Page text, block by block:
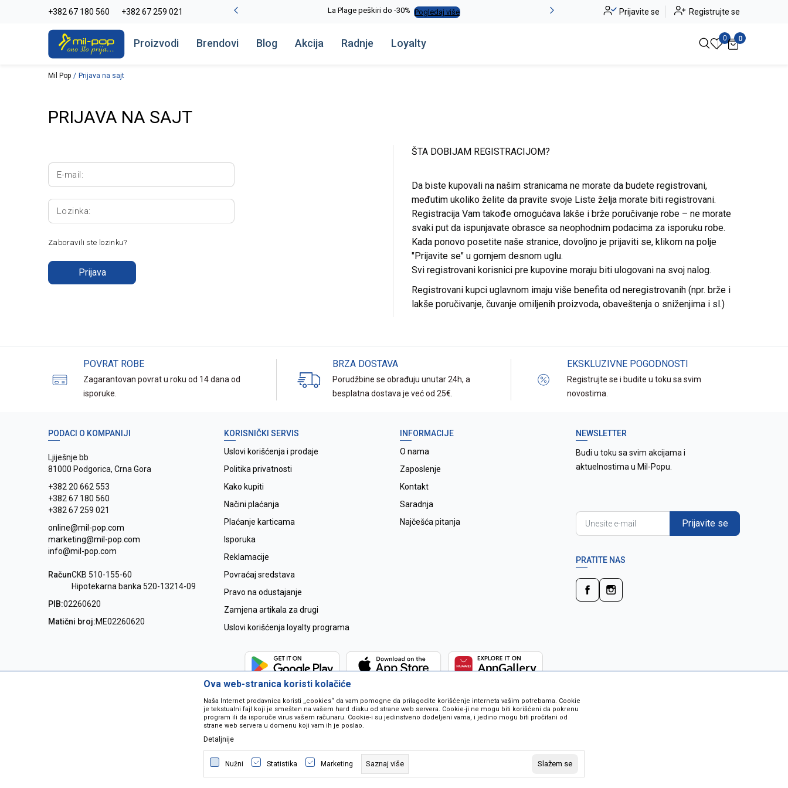
+382 67 180 560 +382 67 259 021
-20% na kompletan asortiman Pogledaj više La Plage peškiri do -30% Pogledaj više Alma Ras do -50% Pogledaj više
Prijavite se Registrujte se
Proizvodi Brendovi Blog Akcija Radnje Loyalty 0 0
Mil Pop Prijava na sajt
PRIJAVA NA SAJT
E-mail:
Lozinka:
Zaboravili ste lozinku?
Prijava
ŠTA DOBIJAM REGISTRACIJOM?
Da biste kupovali na našim stranicama ne morate da budete registrovani,
međutim ukoliko želite da pravite svoje Liste želja morate biti registrovani.
Registracija Vam takođe omogućava lakše i brže poručivanje robe – ne morate
svaki put da ispunjavate obrasce sa neophodnim podacima za isporuku robe.
Kada ponovo posetite naše stranice, dovoljno je prijaviti se, klikom na polje
"Prijavite se" u gornjem desnom uglu.
Svi registrovani korisnici pre kupovine moraju biti ulogovani na svoj nalog.
Registrovani kupci uglavnom imaju više benefita od neregistrovanih (npr. brže i
lakše poručivanje, čuvanje omiljenih proizvoda, obaveštenja o sniženjima i sl.)
POVRAT ROBE
Zagarantovan povrat u roku od 14 dana od
isporuke.
BRZA DOSTAVA
Porudžbine se obrađuju unutar 24h, a
besplatna dostava je već od 25€.
EKSKLUZIVNE POGODNOSTI
Registrujte se i budite u toku sa svim
novostima.
PODACI O KOMPANIJI
Ljiješnje bb
81000 Podgorica, Crna Gora
+382 20 662 553
+382 67 180 560
+382 67 259 021
online@mil-pop.com
marketing@mil-pop.com
info@mil-pop.com
RačunCKB 510-155-60
Hipotekarna banka 520-13214-09
PIB:02260620
Matični broj:ME02260620
KORISNIČKI SERVIS
Uslovi korišćenja i prodaje
Politika privatnosti
Kako kupiti
Načini plaćanja
Plaćanje karticama
Isporuka
Reklamacije
Povraćaj sredstava
Pravo na odustajanje
Zamjena artikala za drugi
Uslovi korišćenja loyalty programa
INFORMACIJE
O nama
Zaposlenje
Kontakt
Saradnja
Najčešća pitanja
NEWSLETTER
Budi u toku sa svim akcijama i
aktuelnostima u Mil-Popu.
Prijavite se
PRATITE NAS
Nastojimo da budemo što precizniji u opisu proizvoda, prikazu slika i samih cijena ali ne možemo garantovati da su sve informacije kompletne i bez
grešaka. Svi artikli na sajtu su dio naše ponude i ne podrazumjeva se da su dostupni u svakom trenutku. Raspoloživost robe možete provjeriti besplatnim
pozivom na broj 067259021.
©2026www.mil-pop.com, IzradaNB SOFT. Sva prava zadržana.
Ova web-stranica koristi kolačiće
Naša Internet prodavnica koristi „cookies“ da vam pomogne da prilagodite korišćenje interneta vašim potrebama. Cookie
je tekstualni fajl koji je smešten na vašem hard disku od strane web servera. Cookie-ji ne mogu biti korišćeni da pokrenu
program ili da isporuče virus vašem računaru. Cookie-i su jedinstveno dodeljeni vama, i jedino mogu biti pročitani od
strane web servera u domenu koji vam ih je poslao.
Detaljnije
Nužni Statistika Marketing Saznaj više Slažem se